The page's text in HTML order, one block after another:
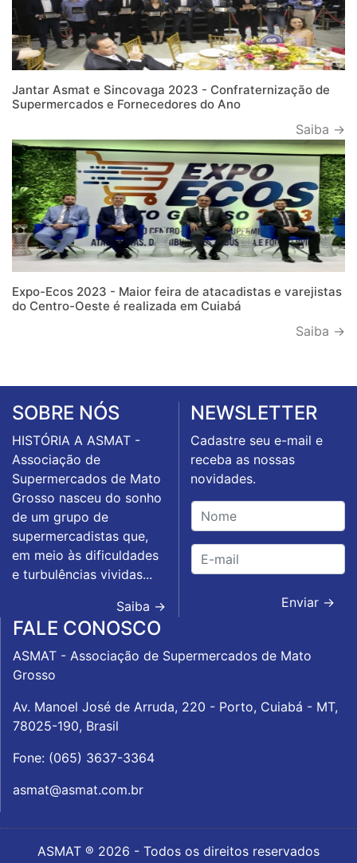
Jantar Asmat e Sincovaga 2023 - Confraternização de
Supermercados e Fornecedores do Ano
Saiba →
Expo-Ecos 2023 - Maior feira de atacadistas e varejistas
do Centro-Oeste é realizada em Cuiabá
Saiba →
SOBRE NÓS
HISTÓRIA A ASMAT -
Associação de
Supermercados de Mato
Grosso nasceu do sonho
de um grupo de
supermercadistas que,
em meio às dificuldades
e turbulências vividas...
Saiba →
NEWSLETTER
Cadastre seu e-mail e
receba as nossas
novidades.
Enviar →
FALE CONOSCO
ASMAT - Associação de Supermercados de Mato
Grosso
Av. Manoel José de Arruda, 220 - Porto, Cuiabá - MT,
78025-190, Brasil
Fone: (065) 3637-3364
asmat@asmat.com.br
ASMAT ® 2026 - Todos os direitos reservados